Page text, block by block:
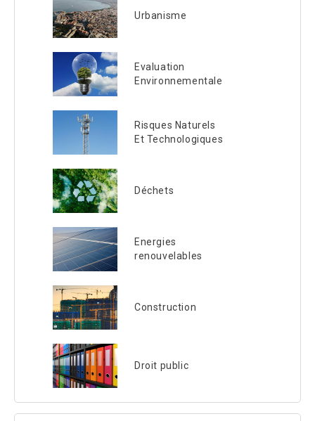
Urbanisme
Evaluation
Environnementale
Risques Naturels
Et Technologiques
Déchets
Energies
renouvelables
Construction
Droit public